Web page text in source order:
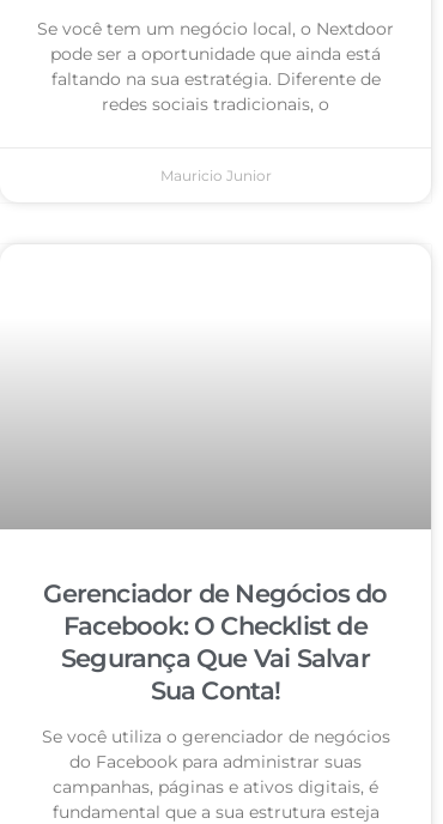
Se você tem um negócio local, o Nextdoor
pode ser a oportunidade que ainda está
faltando na sua estratégia. Diferente de
redes sociais tradicionais, o
Mauricio Junior
Gerenciador de Negócios do
Facebook: O Checklist de
Segurança Que Vai Salvar
Sua Conta!
Se você utiliza o gerenciador de negócios
do Facebook para administrar suas
campanhas, páginas e ativos digitais, é
fundamental que a sua estrutura esteja